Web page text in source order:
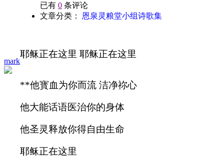
mark
已有 0 条评论
文章分类： 恩泉灵粮堂小组诗歌集
耶稣正在这里 耶稣正在这里
**他寳血为你而流 洁净祢心
他大能话语医治你的身体
他圣灵释放你得自由生命
耶稣正在这里